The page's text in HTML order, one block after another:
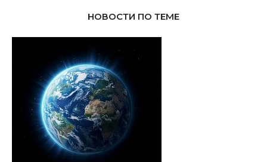
НОВОСТИ ПО ТЕМЕ